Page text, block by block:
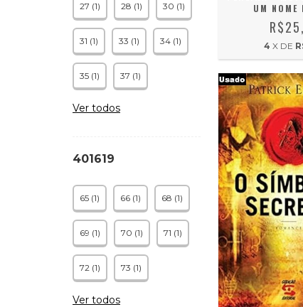
27 (1) 28 (1) 30 (1)
31 (1) 33 (1) 34 (1)
35 (1) 37 (1)
Ver todos
401619
65 (1) 66 (1) 68 (1)
69 (1) 70 (1) 71 (1)
72 (1) 73 (1)
Ver todos
UM NOME
4 X DE